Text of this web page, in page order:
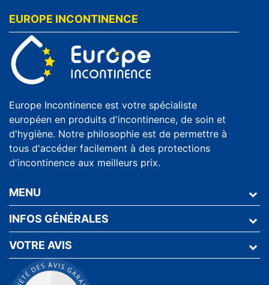
EUROPE INCONTINENCE
Europe Incontinence est votre spécialiste
européen en produits d'incontinence, de soin et
d'hygiène. Notre philosophie est de permettre à
tous d'accéder facilement à des protections
d'incontinence aux meilleurs prix.
MENU
INFOS GÉNÉRALES
VOTRE AVIS